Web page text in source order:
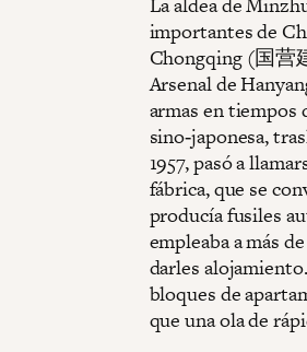
importantes de
Chongqing (国营
Arsenal de
armas en tiempos
sino‑japonesa,
1957, pasó a
fábrica, que se
producía fusiles
empleaba a más
darles
bloques de
que una ola de